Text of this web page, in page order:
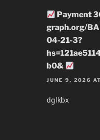
Payment
graph.org/
04-21-3?
b0&
JUNE 9, 2026
dglkbx